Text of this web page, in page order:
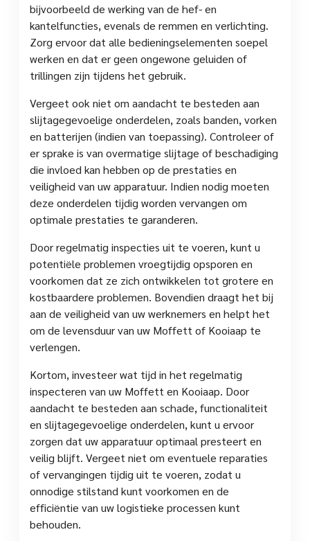
bijvoorbeeld de werking van de hef- en
kantelfuncties, evenals de remmen en verlichting.
Zorg ervoor dat alle bedieningselementen soepel
werken en dat er geen ongewone geluiden of
trillingen zijn tijdens het gebruik.
Vergeet ook niet om aandacht te besteden aan
slijtagegevoelige onderdelen, zoals banden, vorken
en batterijen (indien van toepassing). Controleer of
er sprake is van overmatige slijtage of beschadiging
die invloed kan hebben op de prestaties en
veiligheid van uw apparatuur. Indien nodig moeten
deze onderdelen tijdig worden vervangen om
optimale prestaties te garanderen.
Door regelmatig inspecties uit te voeren, kunt u
potentiële problemen vroegtijdig opsporen en
voorkomen dat ze zich ontwikkelen tot grotere en
kostbaardere problemen. Bovendien draagt het bij
aan de veiligheid van uw werknemers en helpt het
om de levensduur van uw Moffett of Kooiaap te
verlengen.
Kortom, investeer wat tijd in het regelmatig
inspecteren van uw Moffett en Kooiaap. Door
aandacht te besteden aan schade, functionaliteit
en slijtagegevoelige onderdelen, kunt u ervoor
zorgen dat uw apparatuur optimaal presteert en
veilig blijft. Vergeet niet om eventuele reparaties
of vervangingen tijdig uit te voeren, zodat u
onnodige stilstand kunt voorkomen en de
efficiëntie van uw logistieke processen kunt
behouden.